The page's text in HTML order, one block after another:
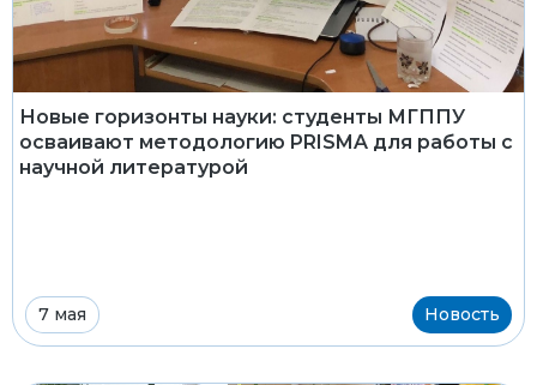
Новые горизонты науки: студенты МГППУ
осваивают методологию PRISMA для работы с
научной литературой
7 мая Новость